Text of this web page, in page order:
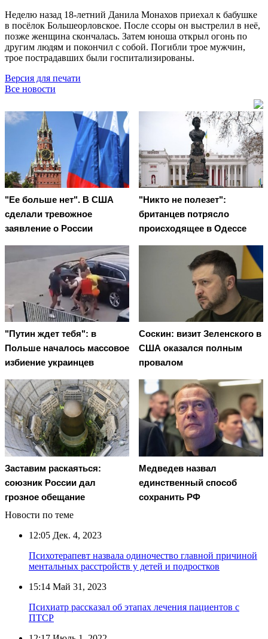
Неделю назад 18-летний Данила Монахов приехал к бабушке
в посёлок Большеорловское. После ссоры он выстрелил в неё,
позже женщина скончалась. Затем юноша открыл огонь по
другим людям и покончил с собой. Погибли трое мужчин,
трое пострадавших были госпитализированы.
Версия для печати
Все новости
"Ее больше нет". В США
сделали тревожное
заявление о России
"Никто не полезет":
британцев потрясло
происходящее в Одессе
"Путин ждет тебя": в
Польше началось массовое
избиение украинцев
Соскин: визит Зеленского в
США оказался полным
провалом
Заставим раскаяться:
союзник России дал
грозное обещание
Медведев назвал
единственный способ
сохранить РФ
Новости по теме
12:05 Дек. 4, 2023
Психотерапевт назвала одиночество главной причиной
ментальных расстройств у детей и подростков
15:14 Май 31, 2023
Психиатр рассказал об этапах лечения пациентов с
ПТСР